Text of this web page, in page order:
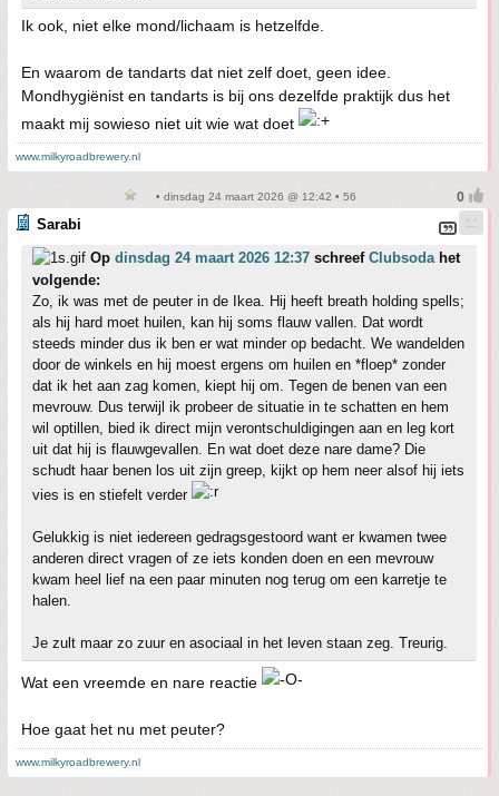
Ik ook, niet elke mond/lichaam is hetzelfde.
En waarom de tandarts dat niet zelf doet, geen idee.
Mondhygiënist en tandarts is bij ons dezelfde praktijk dus het
maakt mij sowieso niet uit wie wat doet
www.milkyroadbrewery.nl
• dinsdag 24 maart 2026 @ 12:42 • 56
Sarabi
Op dinsdag 24 maart 2026 12:37 schreef Clubsodahet
volgende:
Zo, ik was met de peuter in de Ikea. Hij heeft breath holding spells;
als hij hard moet huilen, kan hij soms flauw vallen. Dat wordt
steeds minder dus ik ben er wat minder op bedacht. We wandelden
door de winkels en hij moest ergens om huilen en *floep* zonder
dat ik het aan zag komen, kiept hij om. Tegen de benen van een
mevrouw. Dus terwijl ik probeer de situatie in te schatten en hem
wil optillen, bied ik direct mijn verontschuldigingen aan en leg kort
uit dat hij is flauwgevallen. En wat doet deze nare dame? Die
schudt haar benen los uit zijn greep, kijkt op hem neer alsof hij iets
vies is en stiefelt verder
Gelukkig is niet iedereen gedragsgestoord want er kwamen twee
anderen direct vragen of ze iets konden doen en een mevrouw
kwam heel lief na een paar minuten nog terug om een karretje te
halen.
Je zult maar zo zuur en asociaal in het leven staan zeg. Treurig.
Wat een vreemde en nare reactie
Hoe gaat het nu met peuter?
www.milkyroadbrewery.nl